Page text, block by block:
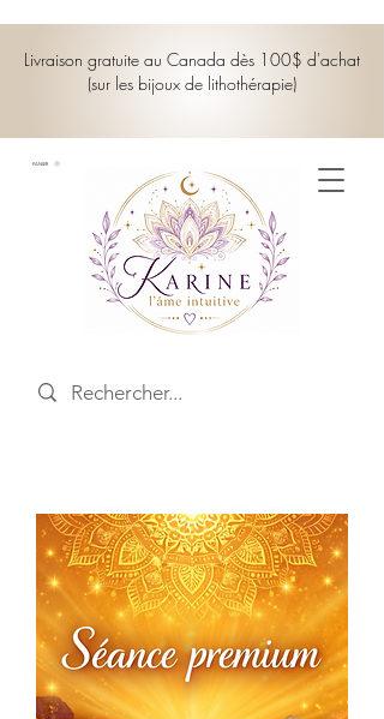
PANIER
Livraison gratuite au Canada dès 100$ d'achat
(sur les bijoux de lithothérapie)